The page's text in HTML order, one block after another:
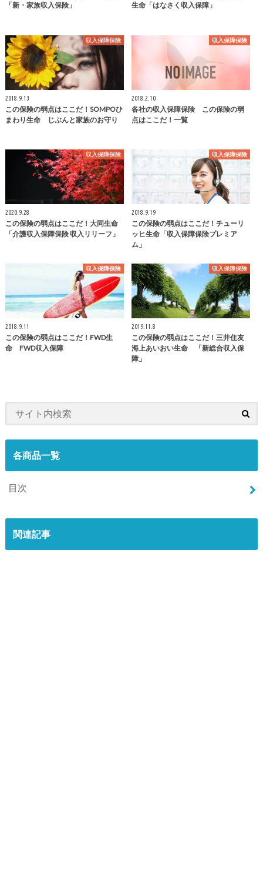
「新・家族収入保険」
生命「はなさく収入保障」
収入保障保険
2018.9.13
この保険の弱点はここだ！SOMPOひ
まわり生命 じぶんと家族のお守り
収入保障保険
2018.2.10
各社の収入保障保険 この保険の弱
点はここだ！一覧
収入保障保険
2020.9.28
この保険の弱点はここだ！大同生命
「介護収入保障保険 収入リリーフ」
収入保障保険
2018.9.19
この保険の弱点はここだ！チューリ
ッヒ生命「収入保障保険プレミア
ム」
収入保障保険
2018.9.11
この保険の弱点はここだ！FWD生
命 FWD収入保障
収入保障保険
2019.11.8
この保険の弱点はここだ！三井住友
海上あいおい生命 「新総合収入保
障」
各商品一覧
目次
関連記事